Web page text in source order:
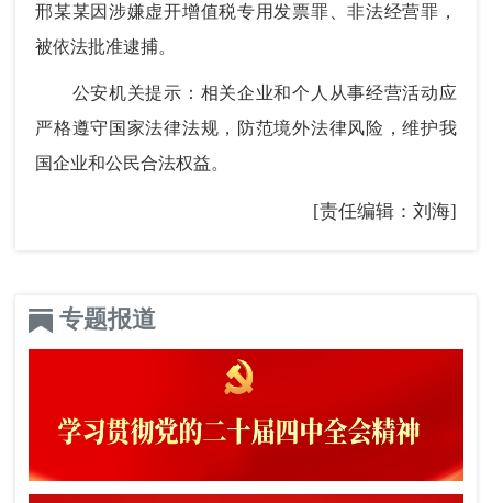
邢某某因涉嫌虚开增值税专用发票罪、非法经营罪，
被依法批准逮捕。
公安机关提示：相关企业和个人从事经营活动应
严格遵守国家法律法规，防范境外法律风险，维护我
国企业和公民合法权益。
[责任编辑：刘海]
专题报道